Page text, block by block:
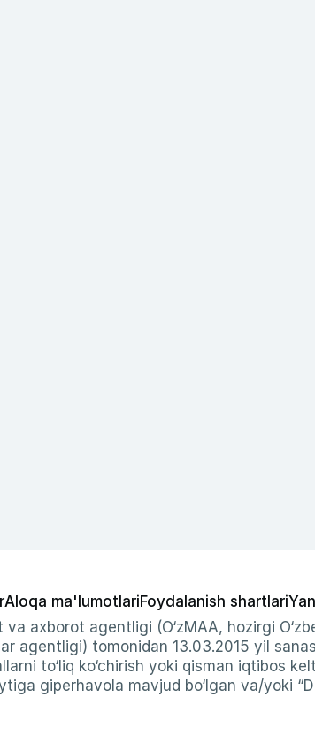
Aloqa ma'lumotlariFoydalanish shartlari
axborot agentligi (O‘zMAA, hozirgi
agentligi) tomonidan 13.03.2015 yil
to‘liq ko‘chirish yoki qisman iqtibos
giperhavola mavjud bo‘lgan va/yoki